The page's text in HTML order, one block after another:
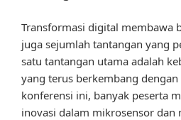
Transformasi digital membawa
juga sejumlah tantangan yang
satu tantangan utama adalah
yang terus berkembang
konferensi ini, banyak peserta
inovasi dalam mikrosensor